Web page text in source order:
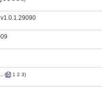
v1.0.1.29090
( 1 2 3)